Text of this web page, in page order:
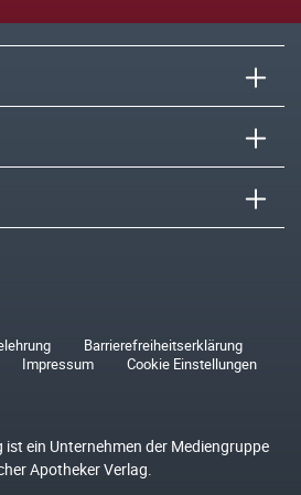
Barrierefreiheitserklärung
Impressum Cookie Einstellungen
ist ein Unternehmen der Mediengruppe
Apotheker Verlag.